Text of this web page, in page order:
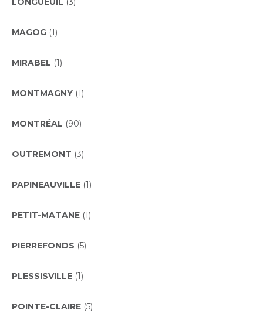
MAGOG (1)
MIRABEL (1)
MONTMAGNY (1)
MONTRÉAL (90)
OUTREMONT (3)
PAPINEAUVILLE (1)
PETIT-MATANE (1)
PIERREFONDS (5)
PLESSISVILLE (1)
POINTE-CLAIRE (5)